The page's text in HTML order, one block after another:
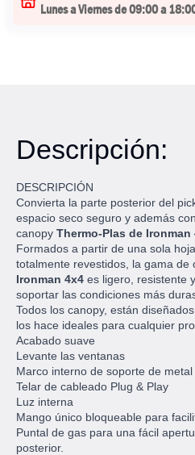
Lunes a Viernes de 09:00 a
Descripción:
DESCRIPCIÓN
Convierta la parte posterior del
espacio seco seguro y además
canopy Thermo-Plas de Ironman
Formados a partir de una sola
totalmente revestidos, la gama de
Ironman 4x4 es ligero, resistente
soportar las condiciones más
Todos los canopy, están
los hace ideales para cualquier
Acabado suave
Levante las ventanas
Marco interno de soporte de metal
Telar de cableado Plug & Play
Luz interna
Mango único bloqueable para
Puntal de gas para una fácil
posterior.